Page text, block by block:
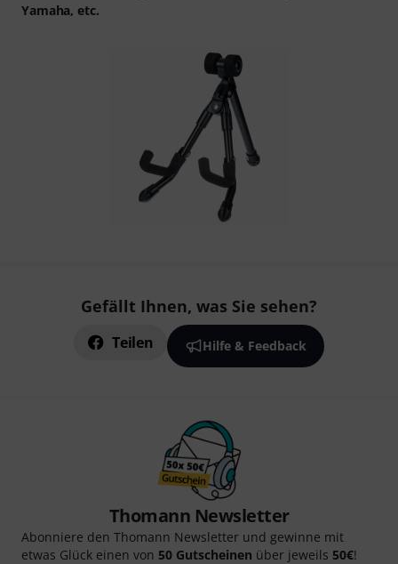
Yamaha, etc.
Gefällt Ihnen, was Sie sehen?
Teilen Hilfe & Feedback
Thomann Newsletter
Abonniere den Thomann Newsletter und gewinne mit
etwas Glück einen von 50 Gutscheinen über jeweils 50€!